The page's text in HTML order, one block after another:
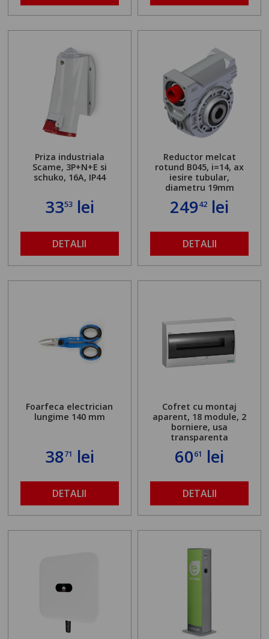
Priza industriala
Scame, 3P+N+E si
schuko, 16A, IP44
3353lei
DETALII
Reductor melcat
rotund B045, i=14, ax
iesire tubular,
diametru 19mm
24942 lei
DETALII
Foarfeca electrician
lungime 140 mm
3871 lei
DETALII
Cofret cu montaj
aparent, 18 module, 2
borniere, usa
transparenta
6061 lei
DETALII